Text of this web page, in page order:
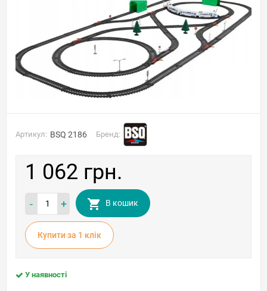
Артикул: BSQ 2186 Бренд:
1 062 грн.
- + В кошик
Купити за 1 клiк
У наявності